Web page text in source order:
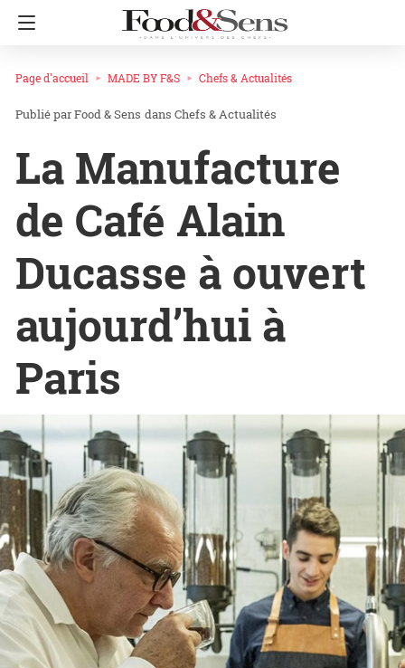
Page d'accueil MADE BY F&S Chefs & Actualités
Food & Sens dans Chefs & Actualités
La Manufacture
de Café Alain
Ducasse à ouvert
aujourd’hui à
Paris